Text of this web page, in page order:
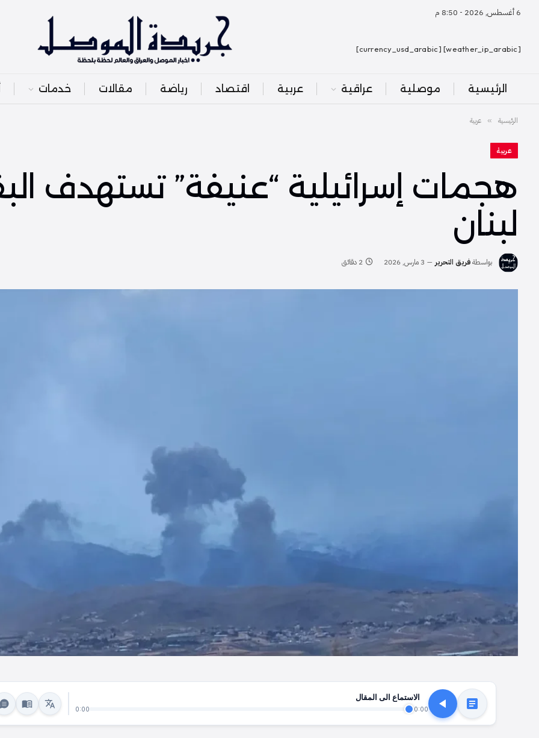
6 أغسطس, 2026 - 8:50 م
[weather_ip_arabic] [currency_usd_arabic]
الرئيسية موصلية عراقية عربية اقتصاد رياضة مقالات خدمات
الرئيسية » عربية
عربية
هجمات إسرائيلية “عنيفة” تستهدف
لبنان
بواسطةفريق التحرير 3 مارس, 2026 2 دقائق
الاستماع الى المقال
0:00
0:00